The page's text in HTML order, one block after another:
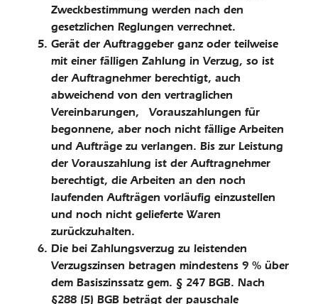
Zweckbestimmung werden nach den
gesetzlichen Reglungen verrechnet.
Gerät der Auftraggeber ganz oder teilweise
mit einer fälligen Zahlung in Verzug, so ist
der Auftragnehmer berechtigt, auch
abweichend von den vertraglichen
Vereinbarungen, Vorauszahlungen für
begonnene, aber noch nicht fällige Arbeiten
und Aufträge zu verlangen. Bis zur Leistung
der Vorauszahlung ist der Auftragnehmer
berechtigt, die Arbeiten an den noch
laufenden Aufträgen vorläufig einzustellen
und noch nicht gelieferte Waren
zurückzuhalten.
Die bei Zahlungsverzug zu leistenden
Verzugszinsen betragen mindestens 9 % über
dem Basiszinssatz gem. § 247 BGB. Nach
§288 (5) BGB beträgt der pauschale